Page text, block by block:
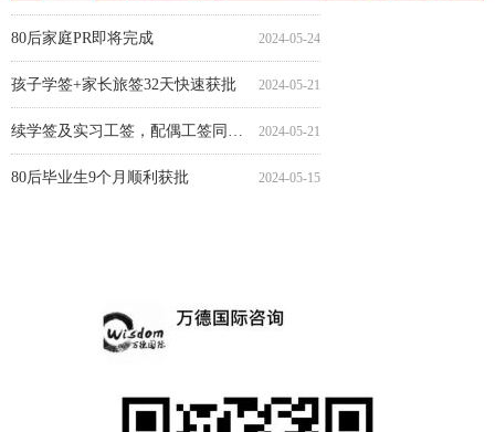
2024-05-24
80后家庭PR即将完成
2024-05-21
孩子学签+家长旅签32天快速获批
2024-05-21
2024-05-15
80后毕业生9个月顺利获批